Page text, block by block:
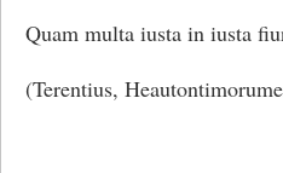
Quam multa iusta in iusta
(Terentius,